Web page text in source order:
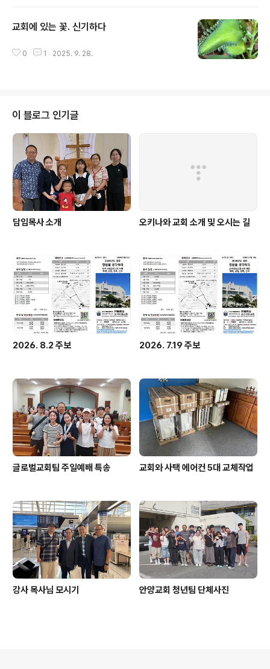
교회에 있는 꽃. 신기하다
0 1 2025. 9. 28.
이 블로그 인기글
담임목사 소개 오키나와 교회 소개 및 오시는 길
2026. 8.2 주보 2026. 7.19 주보
글로벌교회팀 주일예배 특송 교회와 사택 에어컨 5대 교체작업
강사 목사님 모시기 안양교회 청년팀 단체사진